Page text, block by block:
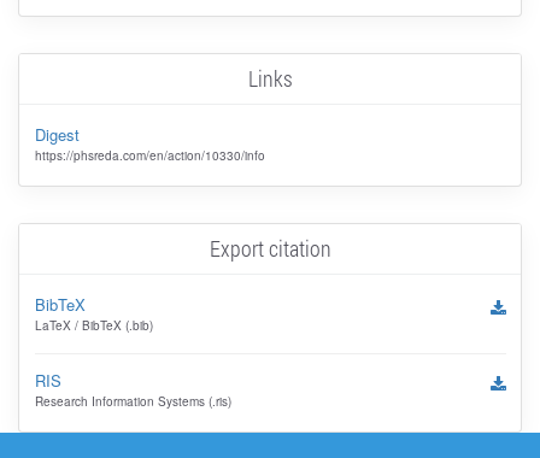
Links
Digest
https://phsreda.com/en/action/10330/info
Export citation
BibTeX
LaTeX / BibTeX (.bib)
RIS
Research Information Systems (.ris)